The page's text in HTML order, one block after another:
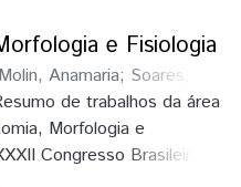
incentivar e divulgar os
da fauna neotropical;
e o
do zoólogo como
no inventário e
natural dos países,
e Fisiologia
Anamaria; Soares,
;Schmitz, Hermes
Luiz Roberto Ribeiro
;Löwenberg Neto,
de trabalhos da área
Morfologia e
Congresso Brasileiro